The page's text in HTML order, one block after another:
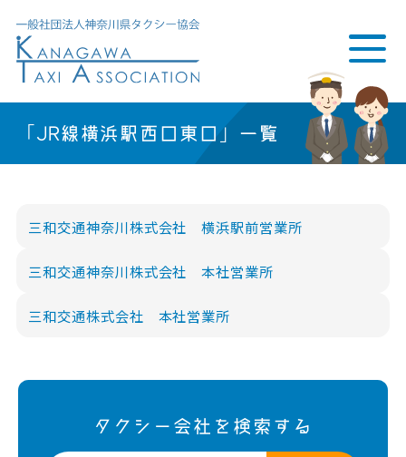
「JR線横浜駅西口東口」一覧
三和交通神奈川株式会社 横浜駅前営業所
三和交通神奈川株式会社 本社営業所
三和交通株式会社 本社営業所
タクシー会社を検索する